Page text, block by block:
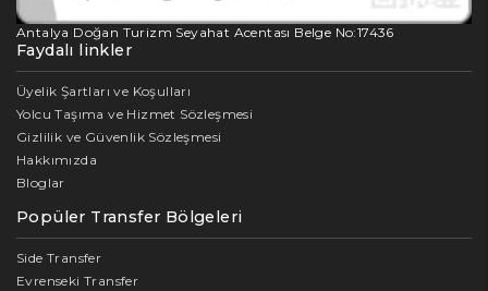
Antalya Doğan Turizm Seyahat Acentası Belge No:17436
Faydalı linkler
Üyelik Şartları ve Koşulları
Yolcu Taşıma ve Hizmet Sözleşmesi
Gizlilik ve Güvenlik Sözleşmesi
Hakkımızda
Bloglar
Popüler Transfer Bölgeleri
Side Transfer
Evrenseki Transfer